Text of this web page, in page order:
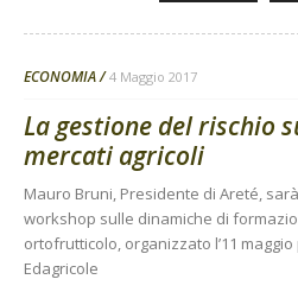
ECONOMIA 4 Maggio 2017
La gestione del rischio
mercati agricoli
Mauro Bruni, Presidente di Areté,
workshop sulle dinamiche di
ortofrutticolo, organizzato l’11
Edagricole